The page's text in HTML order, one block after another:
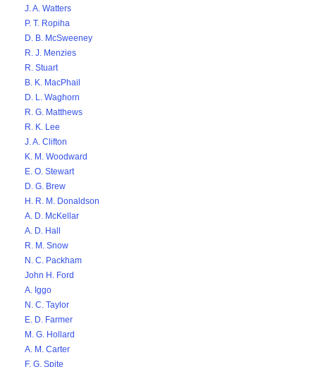
J. A. Watters
P. T. Ropiha
D. B. McSweeney
R. J. Menzies
R. Stuart
B. K. MacPhail
D. L. Waghorn
R. G. Matthews
R. K. Lee
J. A. Clifton
K. M. Woodward
E. O. Stewart
D. G. Brew
H. R. M. Donaldson
A. D. McKellar
A. D. Hall
R. M. Snow
N. C. Packham
John H. Ford
A. Iggo
N. C. Taylor
E. D. Farmer
M. G. Hollard
A. M. Carter
F. G. Spite